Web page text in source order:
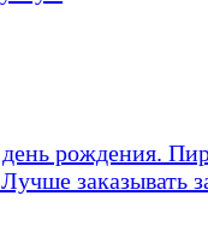
рождения.
заказывать